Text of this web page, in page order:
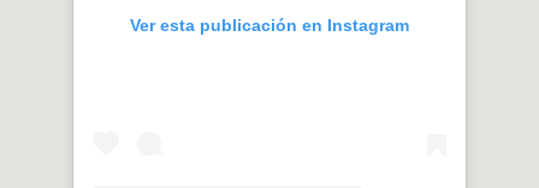
Ver esta publicación en Instagram